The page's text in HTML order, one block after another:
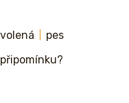
pes